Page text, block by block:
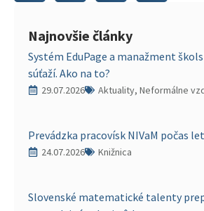
Najnovšie články
Systém EduPage a manažment
súťaží. Ako na to?
29.07.2026 Aktuality, Neformálne
Prevádzka pracovísk NIVaM počas
24.07.2026 Knižnica
Slovenské matematické talenty